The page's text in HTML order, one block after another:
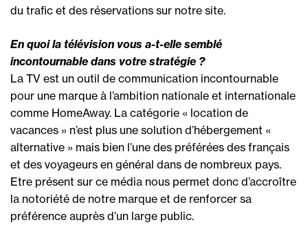
du trafic et des réservations sur notre site.
En quoi la télévision vous a-t-elle semblé
incontournable dans votre stratégie ?
La TV est un outil de communication incontournable
pour une marque à l’ambition nationale et internationale
comme HomeAway. La catégorie « location de
vacances » n’est plus une solution d’hébergement «
alternative » mais bien l’une des préférées des français
et des voyageurs en général dans de nombreux pays.
Etre présent sur ce média nous permet donc d’accroître
la notoriété de notre marque et de renforcer sa
préférence auprès d’un large public.